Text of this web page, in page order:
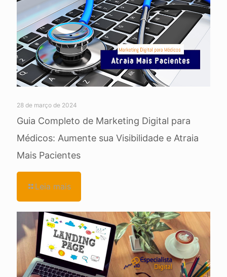
28 de março de 2024
Guia Completo de Marketing Digital para
Médicos: Aumente sua Visibilidade e Atraia
Mais Pacientes
Leia mais